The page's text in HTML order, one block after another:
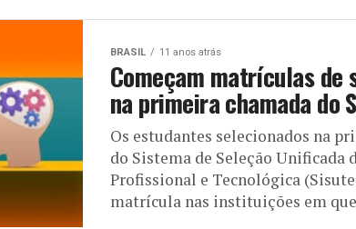
BRASIL 11 anos atrás
Começam matrículas de
na primeira chamada do
Os estudantes selecionados na
do Sistema de Seleção Unificada
Profissional e Tecnológica
matrícula nas instituições em